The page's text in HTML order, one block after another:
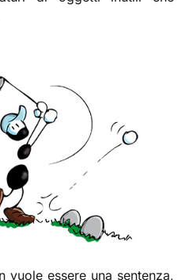
vuole essere una sentenza,